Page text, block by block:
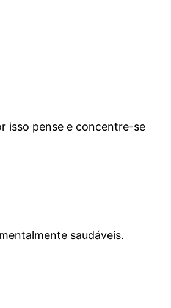
isso pense e concentre-se
saudáveis.